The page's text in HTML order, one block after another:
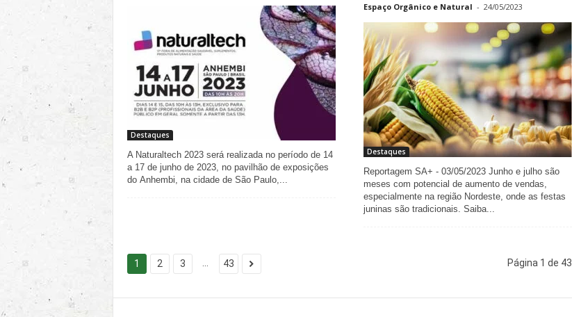
Destaques
A Naturaltech 2023 será realizada no período de 14
a 17 de junho de 2023, no pavilhão de exposições
do Anhembi, na cidade de São Paulo,...
Espaço Orgânico e Natural - 24/05/2023
Destaques
Reportagem SA+ - 03/05/2023 Junho e julho são
meses com potencial de aumento de vendas,
especialmente na região Nordeste, onde as festas
juninas são tradicionais. Saiba...
1 2 3 43 Página 1 de 43